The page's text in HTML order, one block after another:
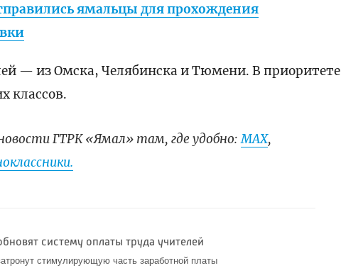
ямальцы для прохождения
— из Омска, Челябинска и Тюмени. В приоритете
классов.
ГТРК «Ямал» там, где удобно:МАХ,
систему оплаты труда учителей
стимулирующую часть заработной платы